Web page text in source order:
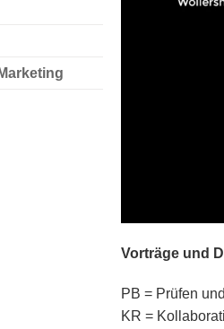
Vorträge und
PB = Prüfen
KR =